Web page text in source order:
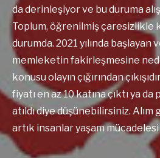
da derinleşiyor ve bu duruma
Toplum, öğrenilmiş çaresizlikle
durumda. 2021 yılında başlayan
memleketin fakirleşmesine
konusu olayın çığırından
fiyatı en az 10 katına çıktı ya da
atıldı diye düşünebilirsiniz.
artık insanlar yaşam